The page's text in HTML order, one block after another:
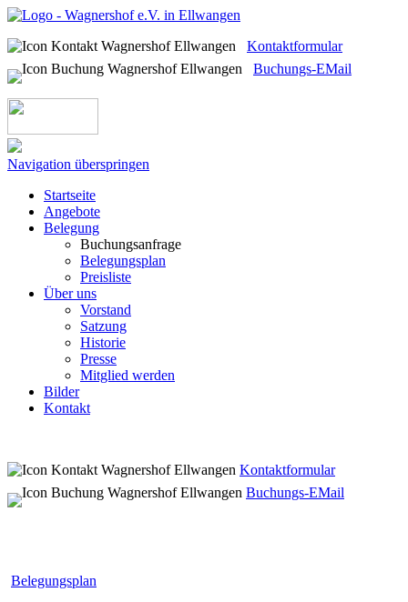
Kontaktformular
Buchungs-EMail
Navigation überspringen
Startseite
Angebote
Belegung
Buchungsanfrage
Belegungsplan
Preisliste
Über uns
Vorstand
Satzung
Historie
Presse
Mitglied werden
Bilder
Kontakt
Kontaktformular
Buchungs-EMail
Belegungsplan